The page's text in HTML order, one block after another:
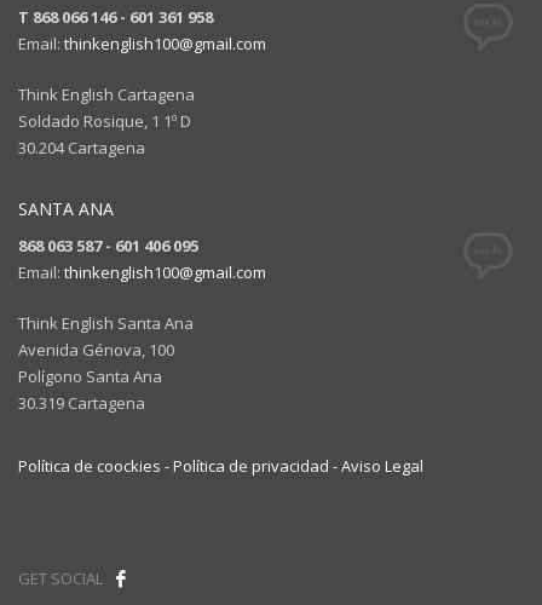
T 868 066 146 - 601 361 958
Email: thinkenglish100@gmail.com
Think English Cartagena
Soldado Rosique, 1 1º D
30.204 Cartagena
SANTA ANA
868 063 587 - 601 406 095
Email: thinkenglish100@gmail.com
Think English Santa Ana
Avenida Génova, 100
Polígono Santa Ana
30.319 Cartagena
Política de coockies -Política de privacidad -Aviso Legal
GET SOCIAL